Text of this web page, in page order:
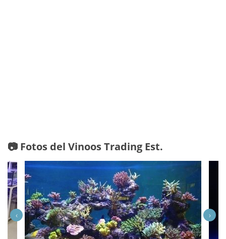
📷 Fotos del Vinoos Trading Est.
‹ ›